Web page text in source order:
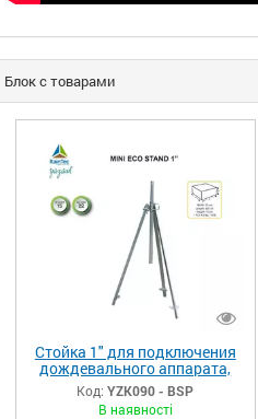
Блок с товарами
Стойка 1" для подключения
дождевального аппарата,
спринклера на трёх опорах
Код: YZK090 - BSP
В наявності